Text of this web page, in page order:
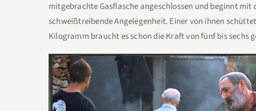
mitgebrachte Gasflasche angeschlossen und beginnt
schweißtreibende Angelegenheit. Einer von ihnen
Kilogramm braucht es schon die Kraft von fünf bis sechs